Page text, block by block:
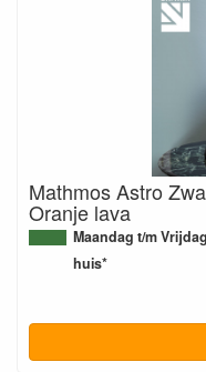
Mathmos Astro
Oranje lava
Maandag t/m
huis*